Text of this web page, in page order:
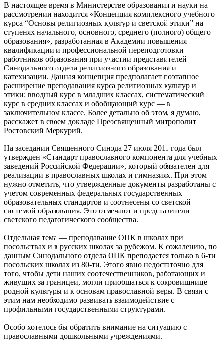
В настоящее время в Министерстве образования и науки на
рассмотрении находится «Концепция комплексного учебного
курса “Основы религиозных культур и светской этики” на
ступенях начального, основного, среднего (полного) общего
образования», разработанная в Академии повышения
квалификации и профессиональной переподготовки
работников образования при участии представителей
Синодального отдела религиозного образования и
катехизации. Данная концепция предполагает поэтапное
расширение преподавания курса религиозных культур и
этики: вводный курс в младших классах, систематический
курс в средних классах и обобщающий курс — в
заключительном классе. Более детально об этом, я думаю,
расскажет в своем докладе Преосвященный митрополит
Ростовский Меркурий.
На заседании Священного Синода 27 июля 2011 года был
утвержден «Стандарт православного компонента для учебных
заведений Российской Федерации», который обязателен для
реализации в православных школах и гимназиях. При этом
нужно отметить, что утвержденные документы разработаны с
учетом современных федеральных государственных
образовательных стандартов и соотнесены со светской
системой образования. Это отмечают и представители
светского педагогического сообщества.
Отдельная тема — преподавание ОПК в школах при
посольствах и в русских школах за рубежом. К сожалению, по
данным Синодального отдела ОПК преподается только в 6-ти
посольских школах из 80-ти. Этого явно недостаточно для
того, чтобы дети наших соотечественников, работающих и
живущих за границей, могли приобщаться к сокровищнице
родной культуры и к основам православной веры. В связи с
этим нам необходимо развивать взаимодействие с
профильными государственными структурами.
Особо хотелось бы обратить внимание на ситуацию с
православными дошкольными учреждениями.